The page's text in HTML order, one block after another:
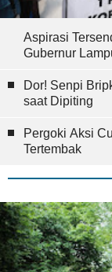
Aspirasi
Gubernur
Dor! Senpi
saat Dipiting
Pergoki Aksi
Tertembak